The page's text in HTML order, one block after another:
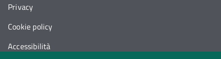
Privacy
Cookie policy
Accessibilità